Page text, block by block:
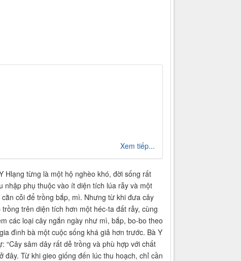
Xem tiếp...
Hlạng từng là một hộ nghèo khó, đời sống rất
nhập phụ thuộc vào ít diện tích lúa rẫy và một
cỗi để trồng bắp, mì. Nhưng từ khi đưa cây
trồng trên diện tích hơn một héc-ta đất rẫy, cùng
các loại cây ngắn ngày như mì, bắp, bo-bo theo
đình bà một cuộc sống khá giả hơn trước. Bà Y
“Cây sâm dây rất dễ trồng và phù hợp với chất
đây. Từ khi gieo giống đến lúc thu hoạch, chỉ cần